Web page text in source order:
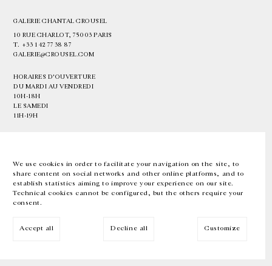
We use cookies in order to facilitate your navigation on the site, to
share content on social networks and other online platforms, and to
establish statistics aiming to improve your experience on our site.
Technical cookies cannot be configured, but the others require your
consent.
Accept all Decline all Customize
GALERIE CHANTAL CROUSEL
10 RUE CHARLOT, 75003 PARIS
T. +33 1 42 77 38 87
GALERIE@CROUSEL.COM
HORAIRES D'OUVERTURE
DU MARDI AU VENDREDI
10H-18H
LE SAMEDI
11H-19H
EN FR 中文 Facebook Instagram
Inscrivez-vous à notre newsletter